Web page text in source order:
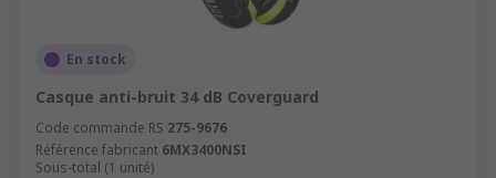
En stock
Casque anti-bruit 34 dB Coverguard
Code commande RS 275-9676
Référence fabricant 6MX3400NSI
Sous-total (1 unité)